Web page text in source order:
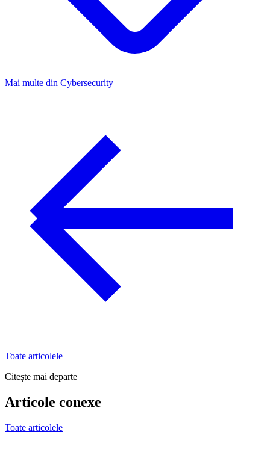
Mai multe din Cybersecurity
Toate articolele
Citește mai departe
Articole conexe
Toate articolele